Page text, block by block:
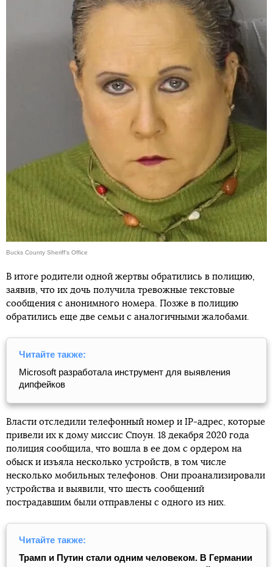
Bucks County Sheriff's Office
В итоге родители одной жертвы обратились в полицию,
заявив, что их дочь получила тревожные текстовые
сообщения с анонимного номера. Позже в полицию
обратились еще две семьи с аналогичными жалобами.
Читайте также:
Microsoft разработала инструмент для выявления
дипфейков
Власти отследили телефонный номер и IP-адрес, которые
привели их к дому миссис Споун. 18 декабря 2020 года
полиция сообщила, что вошла в ее дом с ордером на
обыск и изъяла несколько устройств, в том числе
несколько мобильных телефонов. Они проанализировали
устройства и выявили, что шесть сообщений
пострадавшим были отправлены с одного из них.
Читайте также:
Трамп и Путин стали одним человеком. В Германии